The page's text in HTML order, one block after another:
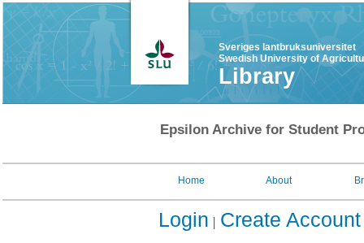
Sveriges lantbruksuniversitet
Swedish University of
Library
Epsilon Archive for Student
Home About
Login Create Account